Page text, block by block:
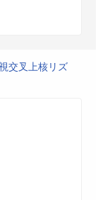
交叉上核リズ